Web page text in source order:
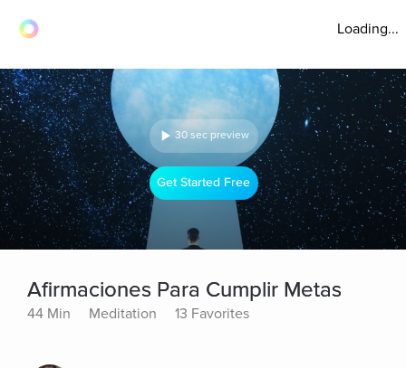
Loading...
30 sec preview
Get Started Free
Afirmaciones Para Cumplir Metas
44 Min Meditation 13 Favorites